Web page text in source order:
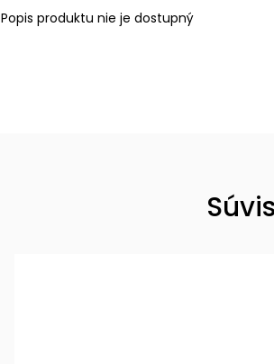
Popis produktu nie je dostupný